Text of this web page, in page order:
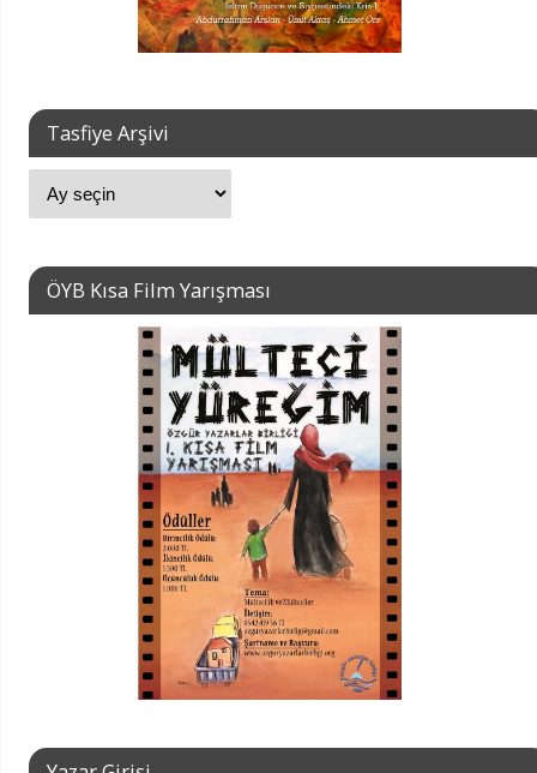
Tasfiye Arşivi
ÖYB Kısa Film Yarışması